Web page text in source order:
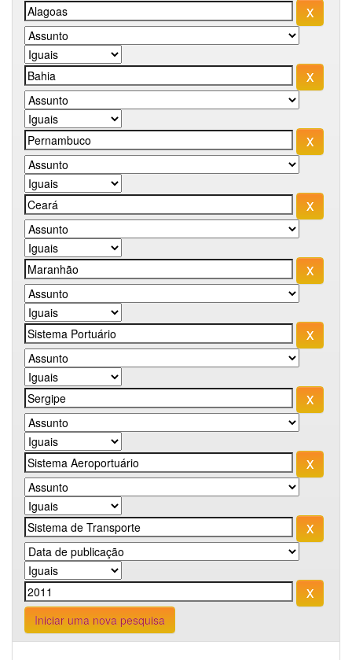
Iniciar uma nova pesquisa